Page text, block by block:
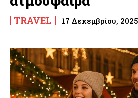
TRAVEL 17 Δεκεμβρίου, 2025